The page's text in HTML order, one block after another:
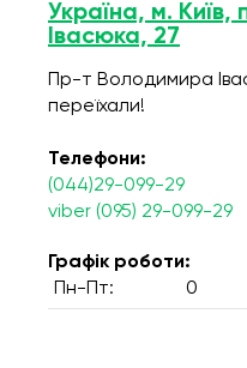
Україна, м.
Івасюка, 27
Пр-т Володимира
переїхали!
Телефони:
(044)29-099-29
viber (095) 29-099-29
Графік роботи:
Пн-Пт:
0